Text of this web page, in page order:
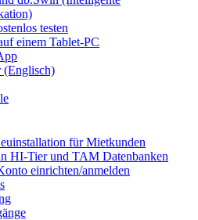
testen
einem Tablet-PC
(Englisch)
für Mietkunden
HI-Tier und TAM Datenbanken
einrichten/anmelden